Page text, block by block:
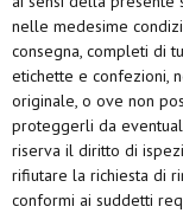
nelle medesime
consegna, completi di
etichette e confezioni,
originale, o ove non
proteggerli da
riserva il diritto di
rifiutare la richiesta di
conformi ai suddetti